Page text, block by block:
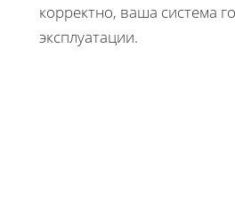
корректно, ваша система
эксплуатации.